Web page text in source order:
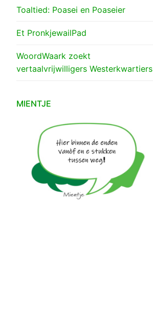
Toaltied: Poasei en Poaseier
Et PronkjewailPad
WoordWaark zoekt
vertaalvrijwilligers Westerkwartiers
MIENTJE